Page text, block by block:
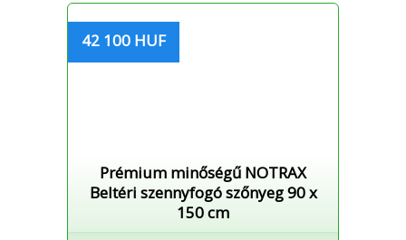
42 100 HUF
Prémium minőségű NOTRAX
Beltéri szennyfogó szőnyeg 90 x
150 cm